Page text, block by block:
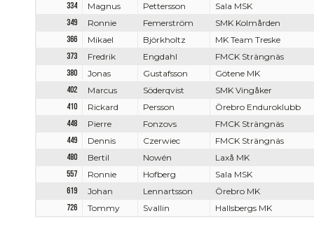
334
Magnus Pettersson
Sala MSK
349
Ronnie Femerström
SMK Kolmården
366
Mikael Björkholtz
MK Team Treske
373
Fredrik Engdahl
FMCK Strängnäs
380
Jonas Gustafsson
Götene MK
402
Marcus Söderqvist
SMK Vingåker
410
Rickard Persson
Örebro Enduroklubb
448
Pierre Fonzovs
FMCK Strängnäs
449
Dennis Czerwiec
FMCK Strängnäs
480
Bertil Nowén
Laxå MK
557
Ronnie Hofberg
Sala MSK
619
Johan Lennartsson
Örebro MK
726
Tommy Svallin Hallsbergs MK